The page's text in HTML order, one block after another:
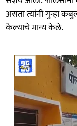
असता त्यांनी गुन्हा
केल्याचे मान्य केले.